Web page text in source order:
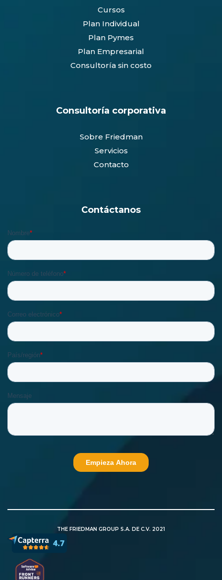
Cursos
Plan Individual
Plan Pymes
Plan Empresarial
Consultoría sin costo
Consultoría corporativa
Sobre Friedman
Servicios
Contacto
Contáctanos
THE FRIEDMAN GROUP S.A. DE C.V. 2021